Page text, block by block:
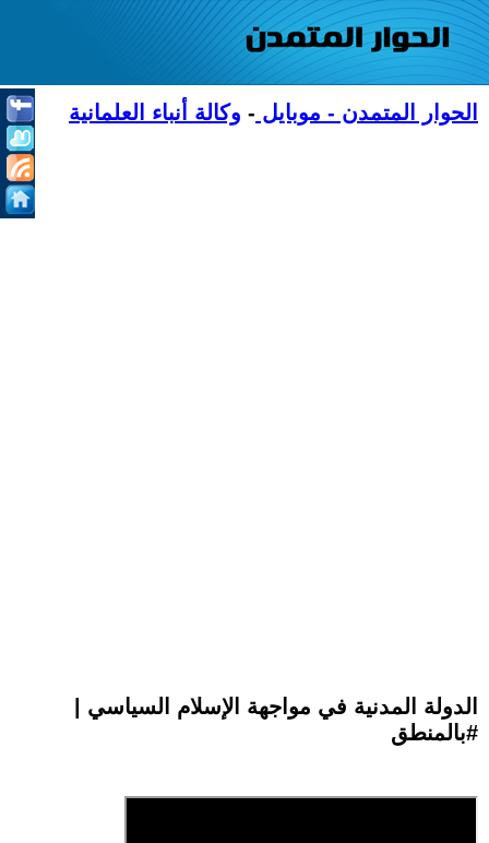
الحوار المتمدن - موبايل - وكالة أنباء العلمانية
الدولة المدنية في مواجهة الإسلام السياسي |
#بالمنطق